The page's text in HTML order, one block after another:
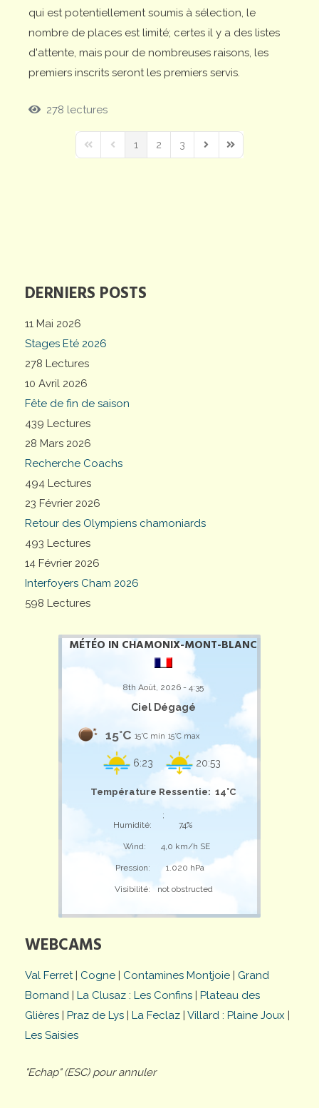
DERNIERS POSTS
11 Mai 2026
Stages Eté 2026
278 Lectures
10 Avril 2026
Fête de fin de saison
439 Lectures
28 Mars 2026
Recherche Coachs
494 Lectures
23 Février 2026
Retour des Olympiens chamoniards
493 Lectures
14 Février 2026
Interfoyers Cham 2026
598 Lectures
MÉTÉO IN CHAMONIX-MONT-BLANC
8th Août, 2026 - 4:35
Ciel Dégagé
15°C 15°C min 15°C max
6:23 20:53
Température Ressentie: 14°C
;
Humidité:
74%
Wind: 4,0 km/h SE
Pression: 1.020 hPa
Visibilité: not obstructed
WEBCAMS
Val Ferret| Cogne | Contamines Montjoie | Grand
Bornand | La Clusaz : Les Confins | Plateau des
Glières | Praz de Lys | La Feclaz | Villard : Plaine Joux |
Les Saisies
"Echap" (ESC) pour annuler
qui est potentiellement soumis à sélection, le
nombre de places est limité; certes il y a des listes
d'attente, mais pour de nombreuses raisons, les
premiers inscrits seront les premiers servis.
278 lectures
First PagePrevious Page
1 2 3
Next PageLast Page